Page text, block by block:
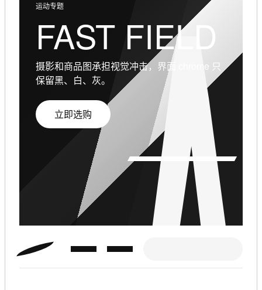
运动专题
FAST FIELD
摄影和商品图承担视觉冲击，界面 chrome 只
保留黑、白、灰。
立即选购